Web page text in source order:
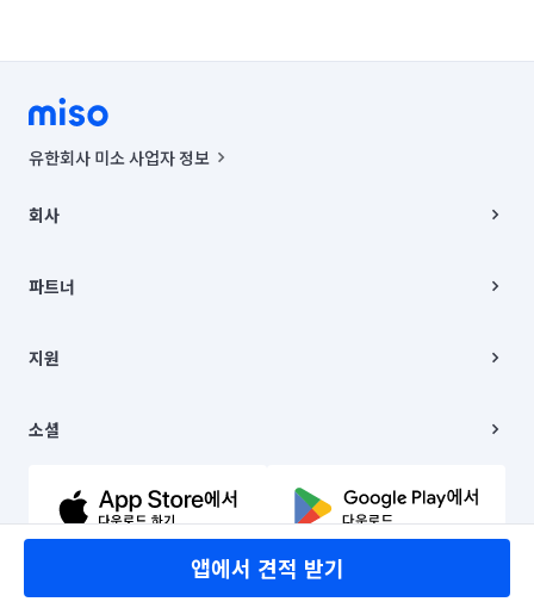
앱에서 견적 받기
유한회사 미소 사업자 정보
00019 |
주소 | 본사: 서울특별시 종로구 율곡로 6(중학동, 트윈트리빌딩) B동 5층
컨택센터 : 서울특별시 종로구 수송동 율곡로 24, 7층, 8층 미소
상품, 상품정보, 거래에 관한 의무와 책임은 거래당사자에게 있습니다.
언론 보도 관련 문의:
© 유한회사 미소. Miso, Inc. All Rights Reserved.
회사
채용
파트너
이사
지원
이용약관
문의하기
소셜
유튜브